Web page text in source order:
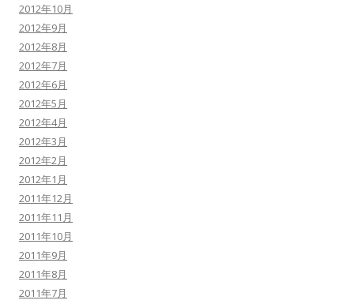
2012年10月
2012年9月
2012年8月
2012年7月
2012年6月
2012年5月
2012年4月
2012年3月
2012年2月
2012年1月
2011年12月
2011年11月
2011年10月
2011年9月
2011年8月
2011年7月